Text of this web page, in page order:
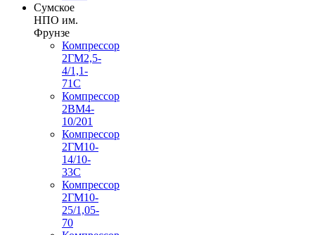
Сумское
НПО им.
Фрунзе
Компрессор
2ГМ2,5-
4/1,1-
71С
Компрессор
2ВМ4-
10/201
Компрессор
2ГМ10-
14/10-
33С
Компрессор
2ГМ10-
25/1,05-
70